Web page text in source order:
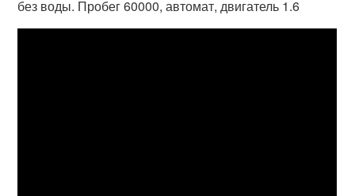
без воды. Пробег 60000, автомат, двигатель 1.6